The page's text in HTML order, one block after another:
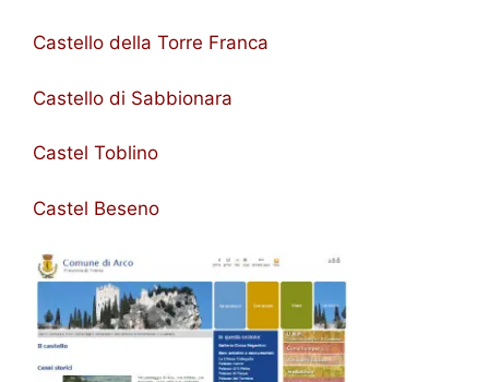
Castello della Torre Franca
Castello di Sabbionara
Castel Toblino
Castel Beseno